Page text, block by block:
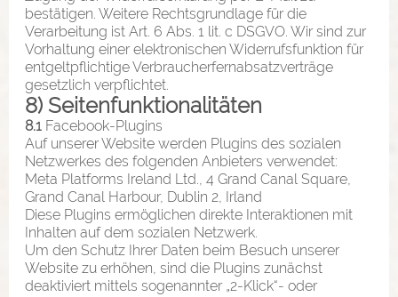
bestätigen. Weitere Rechtsgrundlage für die
Verarbeitung ist Art. 6 Abs. 1 lit. c DSGVO. Wir sind zur
Vorhaltung einer elektronischen Widerrufsfunktion für
entgeltpflichtige Verbraucherfernabsatzverträge
gesetzlich verpflichtet.
8) Seitenfunktionalitäten
8.1 Facebook-Plugins
Auf unserer Website werden Plugins des sozialen
Netzwerkes des folgenden Anbieters verwendet:
Meta Platforms Ireland Ltd., 4 Grand Canal Square,
Grand Canal Harbour, Dublin 2, Irland
Diese Plugins ermöglichen direkte Interaktionen mit
Inhalten auf dem sozialen Netzwerk.
Um den Schutz Ihrer Daten beim Besuch unserer
Website zu erhöhen, sind die Plugins zunächst
deaktiviert mittels sogenannter „2-Klick“- oder